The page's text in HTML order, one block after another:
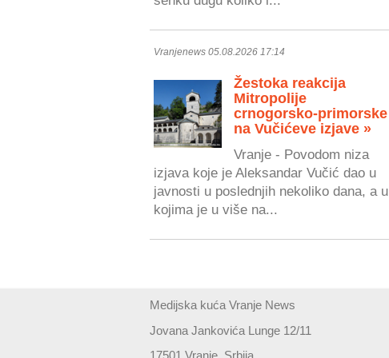
Vranjenews 05.08.2026 17:14
Žestoka reakcija
Mitropolije
crnogorsko-primorske
na Vučićeve izjave »
Vranje - Povodom niza
izjava koje je Aleksandar Vučić dao u
javnosti u poslednjih nekoliko dana, a u
kojima je u više na...
Medijska kuća Vranje News
Jovana Jankovića Lunge 12/11